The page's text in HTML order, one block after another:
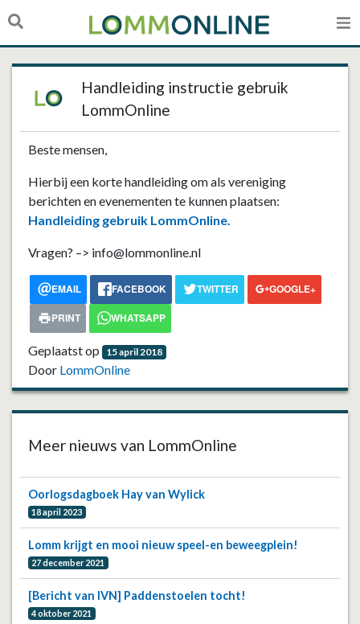
Handleiding instructie gebruik
LommOnline
Beste mensen,
Hierbij een korte handleiding om als vereniging
berichten en evenementen te kunnen plaatsen:
Handleiding gebruik LommOnline.
Vragen? –> info@lommonline.nl
EMAIL FACEBOOK TWITTER
GOOGLE+
PRINT
WHATSAPP
Geplaatst op 15 april 2018
Door LommOnline
Meer nieuws van LommOnline
Oorlogsdagboek Hay van Wylick
18 april 2023
Lomm krijgt en mooi nieuw speel-en beweegplein!
27 december 2021
[Bericht van IVN] Paddenstoelen tocht!
4 oktober 2021